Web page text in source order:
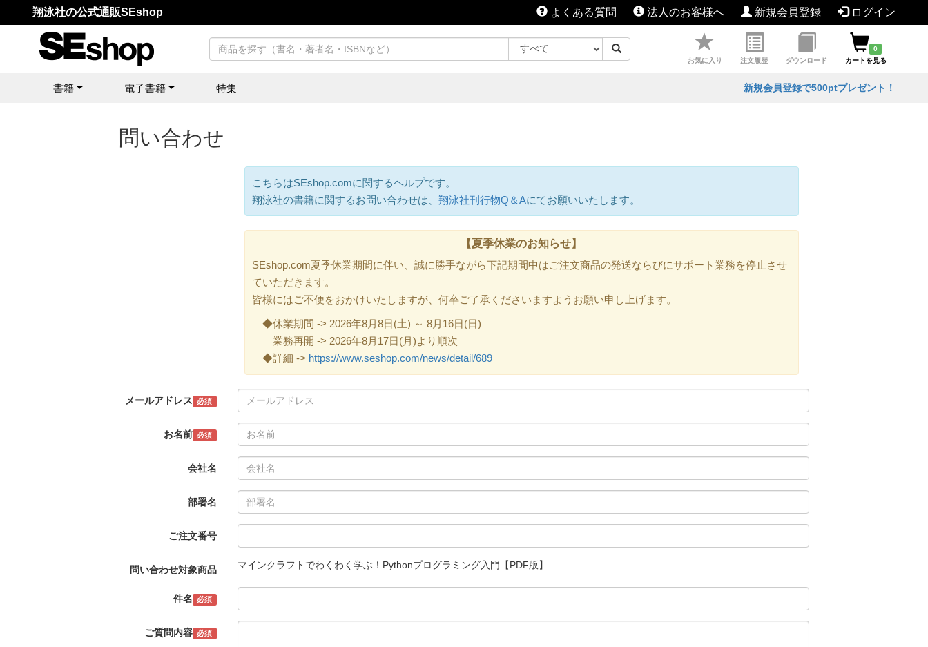
翔泳社の公式通販SEshop よくある質問 法人のお客様へ 新規会員登録 ログイン
お気に入り 注文履歴 ダウンロード
0
カートを見る
書籍 電子書籍 特集 新規会員登録で500ptプレゼント！
問い合わせ
こちらはSEshop.comに関するヘルプです。
翔泳社の書籍に関するお問い合わせは、 翔泳社刊行物Q＆Aにてお願いいたします。
【夏季休業のお知らせ】
SEshop.com夏季休業期間に伴い、誠に勝手ながら下記期間中はご注文商品の発送ならびにサポート業務を停止させ
ていただきます。
皆様にはご不便をおかけいたしますが、何卒ご了承くださいますようお願い申し上げます。
◆休業期間 -> 2026年8月8日(土) ～ 8月16日(日)
業務再開 -> 2026年8月17日(月)より順次
◆詳細 -> https://www.seshop.com/news/detail/689
メールアドレス 必須
お名前 必須
会社名
部署名
ご注文番号
問い合わせ対象商品 マインクラフトでわくわく学ぶ！Pythonプログラミング入門【PDF版】
件名 必須
ご質問内容 必須